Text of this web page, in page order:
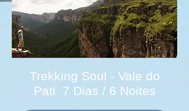
Trekking Soul - Vale do
Pati 7 Dias / 6 Noites